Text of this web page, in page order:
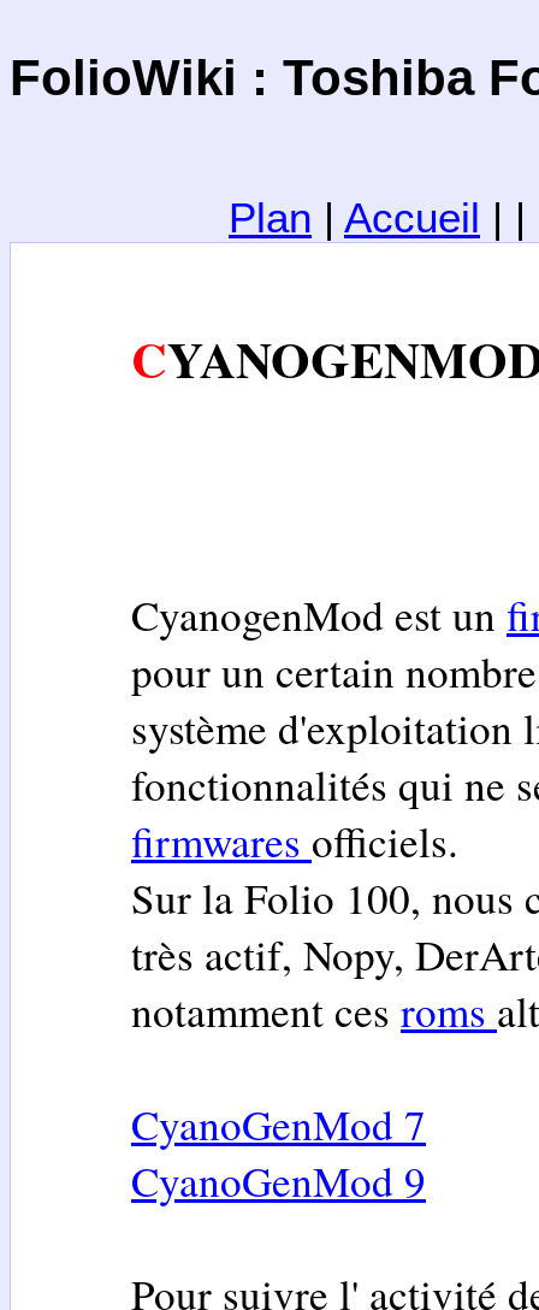
FolioWiki : Toshiba
Plan | Accueil | |
CyanogenMod est un
pour un certain
système d'exploitation
fonctionnalités qui ne
firmwares officiels.
Sur la Folio 100, nous
très actif, Nopy,
notamment ces roms
CyanoGenMod 7
CyanoGenMod 9
Pour suivre l' activité